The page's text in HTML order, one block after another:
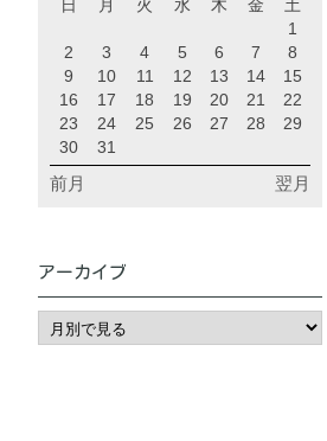
日 月 火 水 木 金
土
1
2
3 4 5 6 7
8
9
10 11 12 13 14
15
16
17 18 19 20 21
22
23
24 25 26 27 28
29
30
31
前月 翌月
アーカイブ